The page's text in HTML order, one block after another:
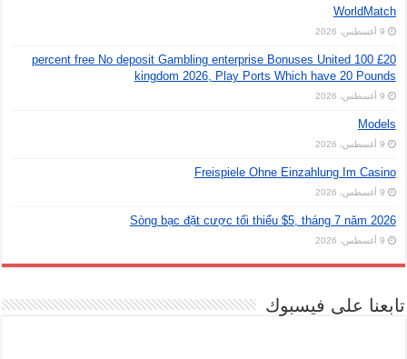
WorldMatch
9 أغسطس، 2026
£20 100 percent free No deposit Gambling enterprise Bonuses United
kingdom 2026, Play Ports Which have 20 Pounds
9 أغسطس، 2026
Models
9 أغسطس، 2026
Freispiele Ohne Einzahlung Im Casino
9 أغسطس، 2026
Sòng bạc đặt cược tối thiểu $5, tháng 7 năm 2026
9 أغسطس، 2026
تابعنا على فيسبوك